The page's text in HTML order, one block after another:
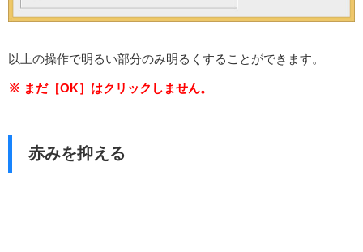
以上の操作で明るい部分のみ明るくすることができます。
※ まだ［OK］はクリックしません。
赤みを抑える